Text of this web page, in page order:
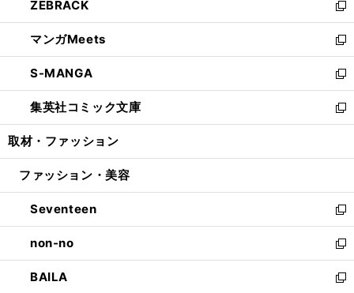
く
で
開
く
ド
ウ
で
開
く
ィ
ン
ド
ウ
で
開
く
い
ウ
ィ
ン
ド
ウ
で
開
ZEBRACK
新
し
い
ウ
ィ
ン
ド
ウ
開
マンガMeets
新
し
い
ウ
ィ
ン
ウ
開
く
S-MANGA
新
し
い
ウ
ン
ウ
で
開
く
集英社コミック文庫
新
し
ウ
ン
ド
ウ
で
開
く
取材・ファッション
ファッション・美容
Seventeen
新
し
い
ウ
ィ
non-no
新
し
い
BAILA
新